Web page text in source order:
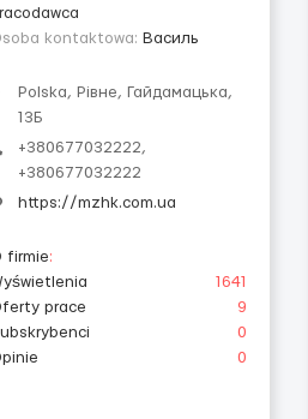
kontaktowa: Василь
Polska, Рівне, Гайдамацька,
13Б
+380677032222,
+380677032222
https://mzhk.com.ua
firmie:
1641
prace
9
0
0